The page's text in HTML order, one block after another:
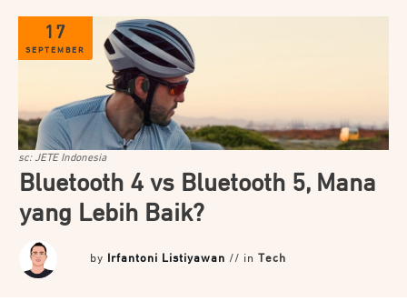
17
SEPTEMBER
sc: JETE Indonesia
Bluetooth 4 vs Bluetooth 5, Mana
yang Lebih Baik?
by Irfantoni Listiyawan // in Tech